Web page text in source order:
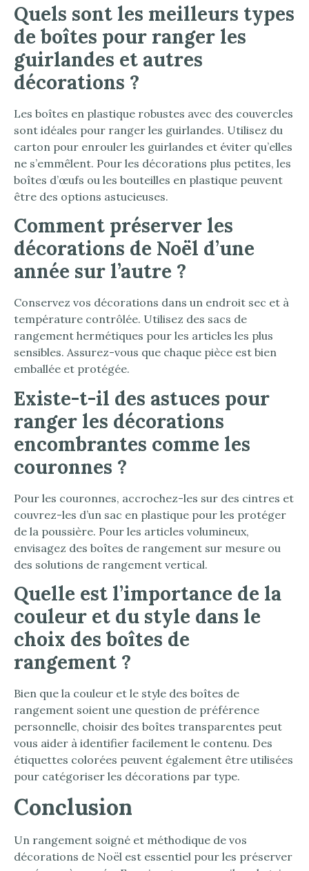
Quels sont les meilleurs types
de boîtes pour ranger les
guirlandes et autres
décorations ?
Les boîtes en plastique robustes avec des couvercles
sont idéales pour ranger les guirlandes. Utilisez du
carton pour enrouler les guirlandes et éviter qu’elles
ne s’emmêlent. Pour les décorations plus petites, les
boîtes d’œufs ou les bouteilles en plastique peuvent
être des options astucieuses.
Comment préserver les
décorations de Noël d’une
année sur l’autre ?
Conservez vos décorations dans un endroit sec et à
température contrôlée. Utilisez des sacs de
rangement hermétiques pour les articles les plus
sensibles. Assurez-vous que chaque pièce est bien
emballée et protégée.
Existe-t-il des astuces pour
ranger les décorations
encombrantes comme les
couronnes ?
Pour les couronnes, accrochez-les sur des cintres et
couvrez-les d’un sac en plastique pour les protéger
de la poussière. Pour les articles volumineux,
envisagez des boîtes de rangement sur mesure ou
des solutions de rangement vertical.
Quelle est l’importance de la
couleur et du style dans le
choix des boîtes de
rangement ?
Bien que la couleur et le style des boîtes de
rangement soient une question de préférence
personnelle, choisir des boîtes transparentes peut
vous aider à identifier facilement le contenu. Des
étiquettes colorées peuvent également être utilisées
pour catégoriser les décorations par type.
Conclusion
Un rangement soigné et méthodique de vos
décorations de Noël est essentiel pour les préserver